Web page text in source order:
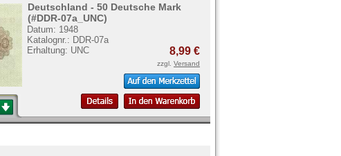
Deutschland - 50 Deutsche Mark
(#DDR-07a_UNC)
Datum: 1948
Katalognr.: DDR-07a
Erhaltung: UNC
8,99 €
zzgl. Versand